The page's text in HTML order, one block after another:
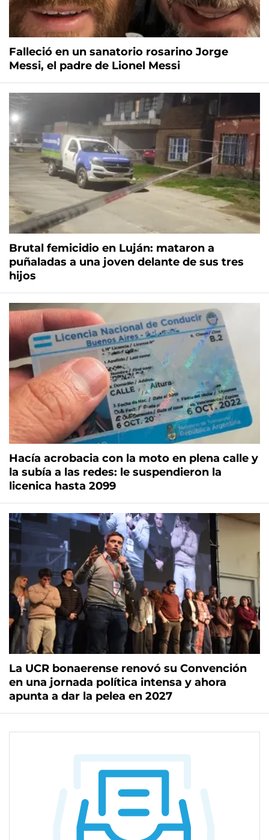
Falleció en un sanatorio rosarino Jorge
Messi, el padre de Lionel Messi
Brutal femicidio en Luján: mataron a
puñaladas a una joven delante de sus tres
hijos
Hacía acrobacia con la moto en plena calle y
la subía a las redes: le suspendieron la
licenica hasta 2099
La UCR bonaerense renovó su Convención
en una jornada política intensa y ahora
apunta a dar la pelea en 2027